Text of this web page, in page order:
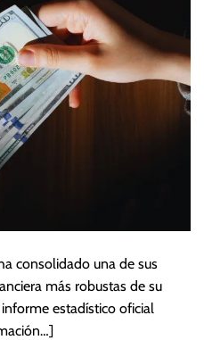
consolidado una de sus
más robustas de su
estadístico oficial